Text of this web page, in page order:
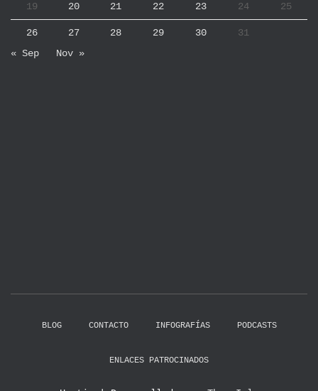
19 20 21 22 23 24 25
26 27 28 29 30
31
« Sep
Nov »
BLOG CONTACTO INFOGRAFÍAS PODCASTS
ENLACES PATROCINADOS